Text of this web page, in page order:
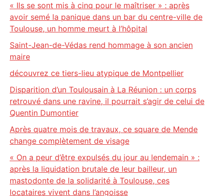
« Ils se sont mis à cinq pour le maîtriser » : après
avoir semé la panique dans un bar du centre-ville de
Toulouse, un homme meurt à l’hôpital
Saint-Jean-de-Védas rend hommage à son ancien
maire
découvrez ce tiers-lieu atypique de Montpellier
Disparition d’un Toulousain à La Réunion : un corps
retrouvé dans une ravine, il pourrait s’agir de celui de
Quentin Dumontier
Après quatre mois de travaux, ce square de Mende
change complètement de visage
« On a peur d’être expulsés du jour au lendemain » :
après la liquidation brutale de leur bailleur, un
mastodonte de la solidarité à Toulouse, ces
locataires vivent dans l’angoisse